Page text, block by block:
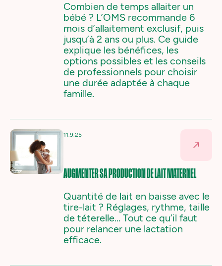
Combien de temps allaiter un
bébé ? L’OMS recommande 6
mois d’allaitement exclusif, puis
jusqu’à 2 ans ou plus. Ce guide
explique les bénéfices, les
options possibles et les conseils
de professionnels pour choisir
une durée adaptée à chaque
famille.
11.9.25
AUGMENTER SA PRODUCTION DE LAIT MATERNEL
Quantité de lait en baisse avec le
tire-lait ? Réglages, rythme, taille
de téterelle… Tout ce qu’il faut
pour relancer une lactation
efficace.